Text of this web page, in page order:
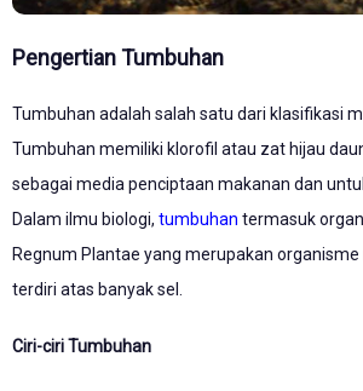
Pengertian Tumbuhan
Tumbuhan adalah salah satu dari klasifikasi
Tumbuhan memiliki klorofil atau zat hijau
sebagai media penciptaan makanan dan
Dalam ilmu biologi, tumbuhan termasuk
Regnum Plantae yang merupakan
terdiri atas banyak sel.
Ciri-ciri Tumbuhan